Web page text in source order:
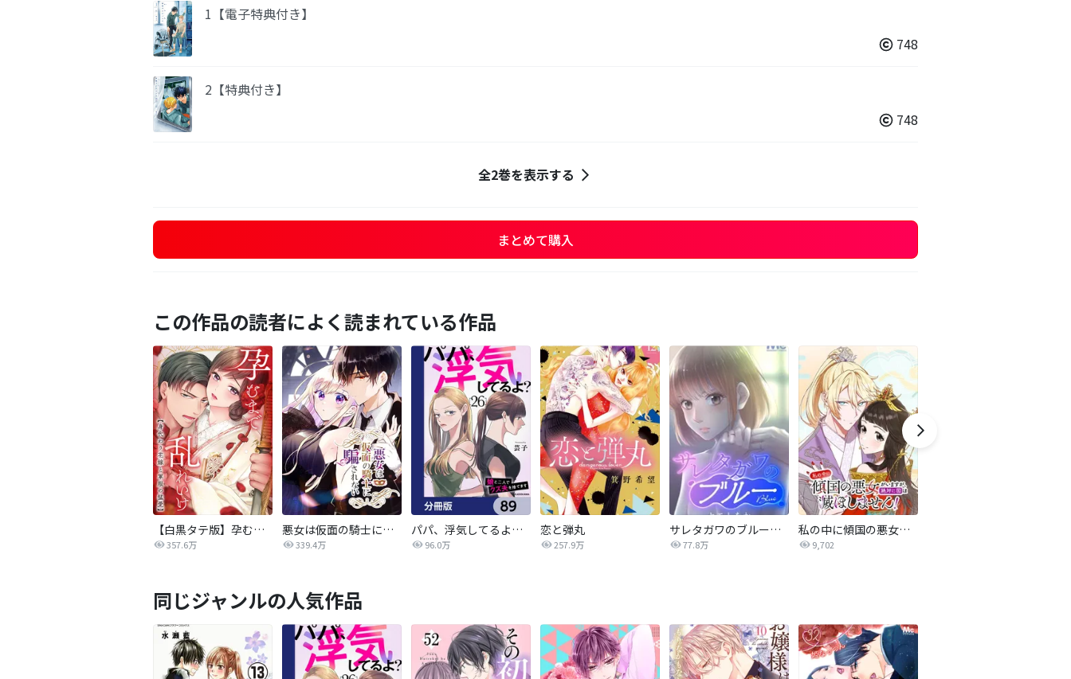
1【電子特典付き】
748
2【特典付き】
748
全2巻を表示する
まとめて購入
この作品の読者によく読まれている作品
【白黒タテ版】孕むまで乱れいけ～身代わり花嫁と軍服の猛愛
357.6万
悪女は仮面の騎士に騙されない
339.4万
パパ、浮気してるよ？娘と二人でクズ夫を捨てます【分冊版】
96.0万
恋と弾丸
257.9万
サレタガワのブルー【タテヨミ】
77.8万
私の中に傾国の悪女がいますが、絶対に国は滅ぼしません！【タテヨミ】
9,702
同じジャンルの人気作品